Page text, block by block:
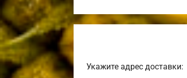
Укажите адрес доставки: